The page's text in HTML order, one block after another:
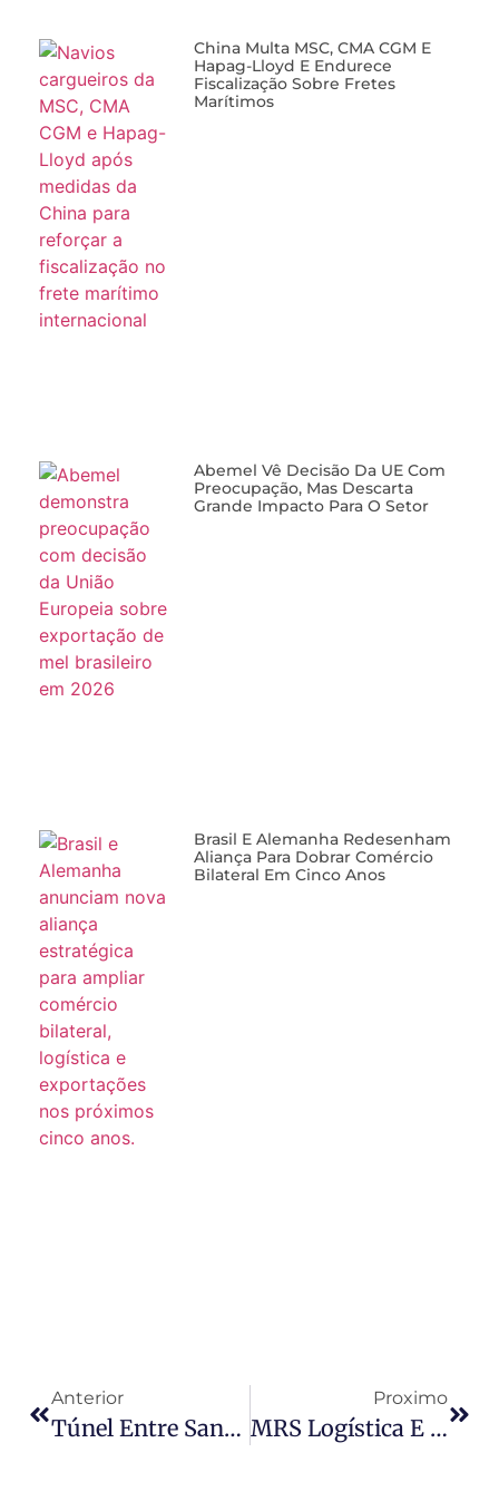
China Multa MSC, CMA CGM E
Hapag-Lloyd E Endurece
Fiscalização Sobre Fretes
Marítimos
Abemel Vê Decisão Da UE Com
Preocupação, Mas Descarta
Grande Impacto Para O Setor
Brasil E Alemanha Redesenham
Aliança Para Dobrar Comércio
Bilateral Em Cinco Anos
Anterior
Túnel Entre Santos E Guarujá Tem Mais De R$ 5 Bilhões Depositados Para Início Da Obra
Proximo
MRS Logística E ONE Lançam Corredor Intermodal Para O Porto De Santos